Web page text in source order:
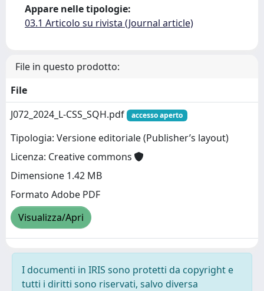
Appare nelle tipologie:
03.1 Articolo su rivista (Journal article)
File in questo prodotto:
File
J072_2024_L-CSS_SQH.pdf
accesso aperto
Tipologia: Versione editoriale (Publisher’s layout)
Licenza: Creative commons
Dimensione 1.42 MB
Formato Adobe PDF
Visualizza/Apri
I documenti in IRIS sono protetti da copyright e
tutti i diritti sono riservati, salvo diversa